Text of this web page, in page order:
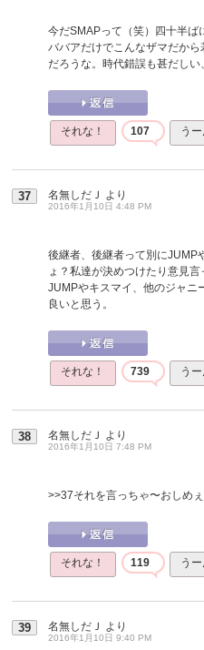
今だSMAPって（笑）四十半ば
ババアだけでこんなザマだか
だろうな。時代錯誤も甚だしい
それな！ 107 う
37 名無しだＪ より
2016年1月10日 4:48 PM
後継者、後継者って別にJUMP
ょ？私達が決めつけたり意見言
JUMPやキスマイ、他のジャニ
良いと思う。
それな！ 739 う
38 名無しだＪ より
2016年1月10日 7:48 PM
>>37それを言っちゃ〜おしめ
それな！ 119 う
39 名無しだＪ より
2016年1月10日 9:40 PM